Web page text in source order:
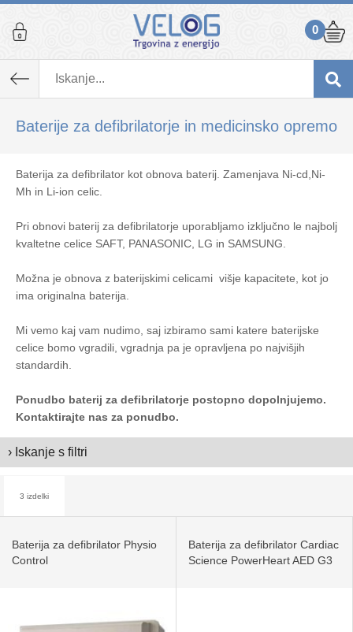
0
Baterije za defibrilatorje in medicinsko opremo
Baterija za defibrilator kot obnova baterij. Zamenjava Ni-cd,Ni-
Mh in Li-ion celic.
Pri obnovi baterij za defibrilatorje uporabljamo izključno le najbolj
kvaltetne celice SAFT, PANASONIC, LG in SAMSUNG.
Možna je obnova z baterijskimi celicami višje kapacitete, kot jo
ima originalna baterija.
Mi vemo kaj vam nudimo, saj izbiramo sami katere baterijske
celice bomo vgradili, vgradnja pa je opravljena po najvišjih
standardih.
Ponudbo baterij za defibrilatorje postopno dopolnjujemo.
Kontaktirajte nas za ponudbo.
› Iskanje s filtri
3 izdelki
Baterija za defibrilator Physio
Control
Baterija za defibrilator Cardiac
Science PowerHeart AED G3